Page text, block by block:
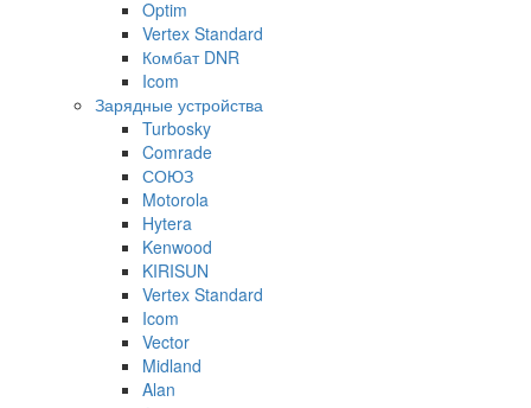
Optim
Vertex Standard
Комбат DNR
Icom
Зарядные устройства
Turbosky
Comrade
СОЮЗ
Motorola
Hytera
Kenwood
KIRISUN
Vertex Standard
Icom
Vector
Midland
Alan